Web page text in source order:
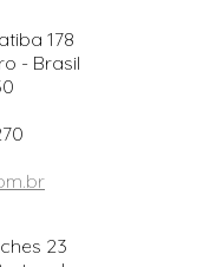
178
- Brasil
23